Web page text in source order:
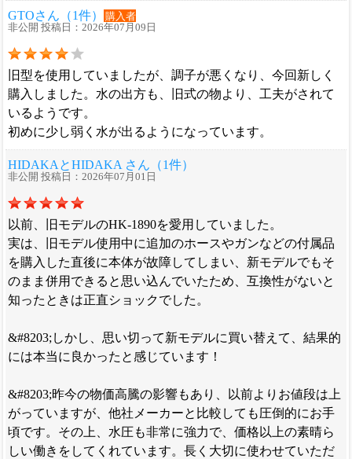
GTOさん（1件）
購入者
非公開 投稿日：2026年07月09日
旧型を使用していましたが、調子が悪くなり、今回新しく
購入しました。水の出方も、旧式の物より、工夫がされて
いるようです。
初めに少し弱く水が出るようになっています。
HIDAKAとHIDAKA さん（1件）
非公開 投稿日：2026年07月01日
以前、旧モデルのHK-1890を愛用していました。
実は、旧モデル使用中に追加のホースやガンなどの付属品
を購入した直後に本体が故障してしまい、新モデルでもそ
のまま併用できると思い込んでいたため、互換性がないと
知ったときは正直ショックでした。
&#8203;しかし、思い切って新モデルに買い替えて、結果的
には本当に良かったと感じています！
&#8203;昨今の物価高騰の影響もあり、以前よりお値段は上
がっていますが、他社メーカーと比較しても圧倒的にお手
頃です。その上、水圧も非常に強力で、価格以上の素晴ら
しい働きをしてくれています。長く大切に使わせていただ